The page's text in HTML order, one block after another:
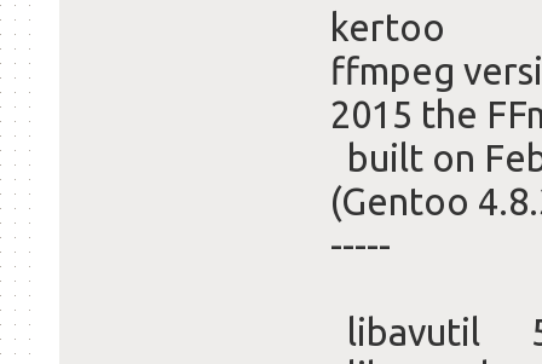
kertoo
ffmpeg
2015 the
built on
(Gentoo
-----
libavutil